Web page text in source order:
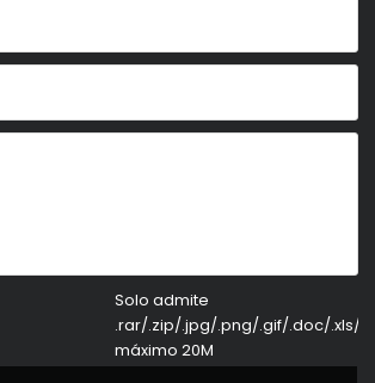
Solo admite
.rar/.zip/.jpg/.png/.gif/.doc/.xls/
máximo 20M